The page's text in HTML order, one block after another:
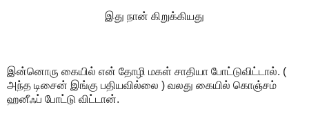
இது நான் கிறுக்கியது
இன்னொரு கையில் என் தோழி மகள் சாதியா போட்டுவிட்டால். (
அந்த டிசைன் இங்கு பதியவில்லை ) வலது கையில் கொஞ்சம்
ஹனீஃப் போட்டு விட்டான்.